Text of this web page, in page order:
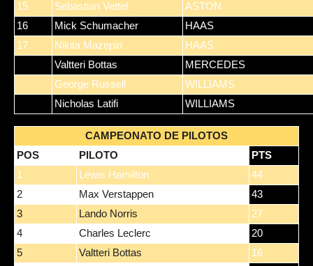
15
Sebastian Vettel
ASTON
16
Mick Schumacher
HAAS
17
Nikita Mazepin
HAAS
Valtteri Bottas
MERCEDES
George Russell
WILLIAMS
Nicholas Latifi
WILLIAMS
CAMPEONATO DE PILOTOS
POS
PILOTO
PTS
1
Lewis Hamilton
44
2
Max Verstappen
43
3
Lando Norris
27
4
Charles Leclerc
20
5
Valtteri Bottas
16